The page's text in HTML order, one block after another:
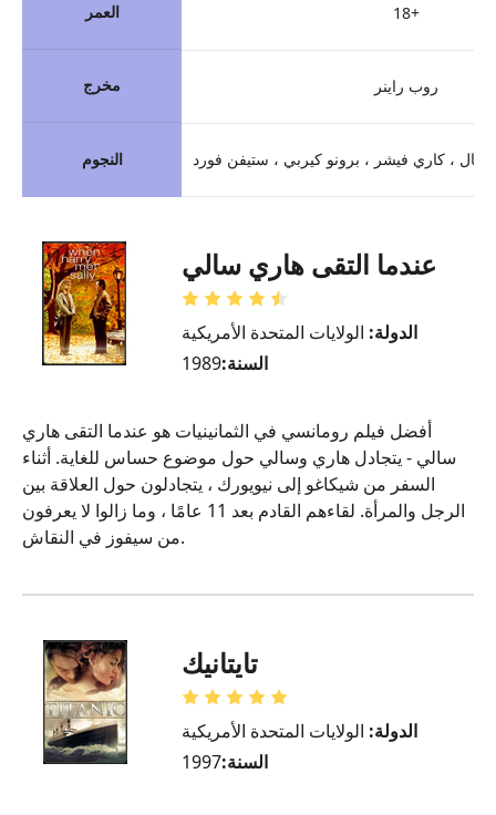
العمر
مخرج
النجوم
18+
روب راينر
، كاري فيشر ، برونو كيربي ، ستيفن فورد
عندما التقى هاري سالي
الدولة: الولايات المتحدة الأمريكية
السنة:1989
أفضل فيلم رومانسي في الثمانينيات هو عندما التقى هاري
سالي - يتجادل هاري وسالي حول موضوع حساس للغاية. أثناء
السفر من شيكاغو إلى نيويورك ، يتجادلون حول العلاقة بين
الرجل والمرأة. لقاءهم القادم بعد 11 عامًا ، وما زالوا لا يعرفون
من سيفوز في النقاش.
تايتانيك
الدولة: الولايات المتحدة الأمريكية
السنة:1997